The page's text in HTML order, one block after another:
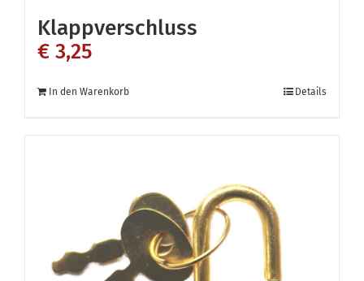
Klappverschluss
€ 3,25
In den Warenkorb Details